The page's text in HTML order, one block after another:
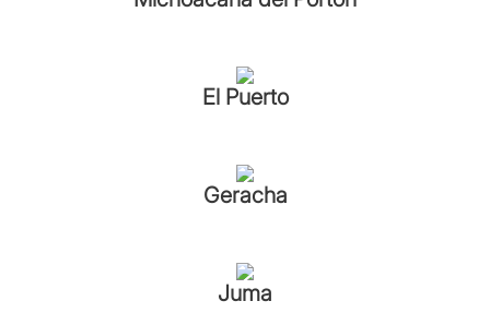
El Puerto
Geracha
Juma